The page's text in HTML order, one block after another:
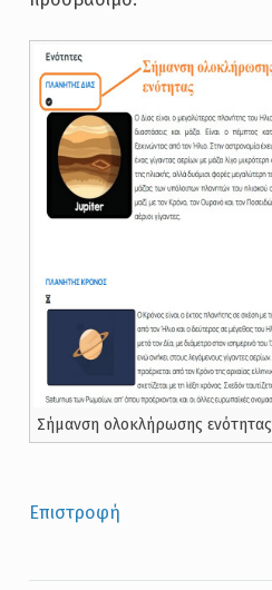
Σήμανση ολοκλήρωσης ενότητας
Επιστροφή